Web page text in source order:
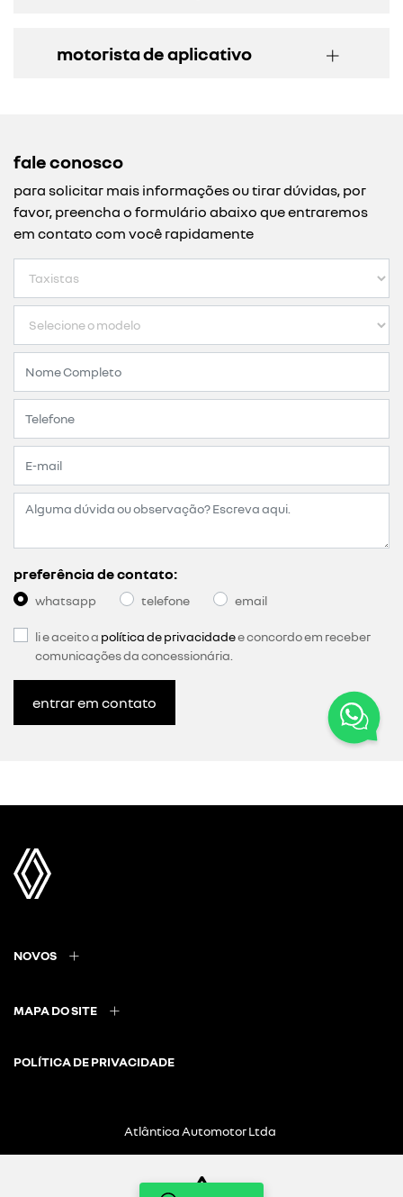
motorista de aplicativo
fale conosco
para solicitar mais informações ou tirar dúvidas, por
favor, preencha o formulário abaixo que entraremos
em contato com você rapidamente
preferência de contato:
whatsapp telefone email
li e aceito a política de privacidadee concordo em receber
comunicações da concessionária.
entrar em contato
NOVOS
MAPA DO SITE
POLÍTICA DE PRIVACIDADE
Atlântica Automotor Ltda